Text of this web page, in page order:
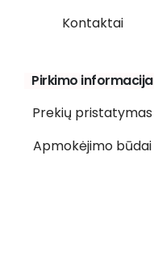
Kontaktai
Pirkimo informacija
Prekių pristatymas
Apmokėjimo būdai